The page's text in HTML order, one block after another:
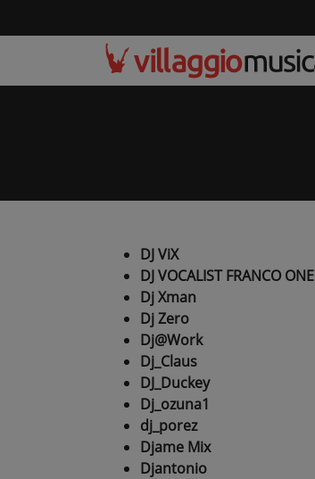
DJ ViX
DJ VOCALIST FRANCO ONE
Dj Xman
Dj Zero
Dj@Work
Dj_Claus
DJ_Duckey
Dj_ozuna1
dj_porez
Djame Mix
Djantonio